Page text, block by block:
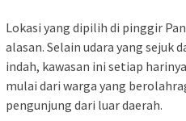
Lokasi yang dipilih di pinggir
alasan. Selain udara yang sejuk
indah, kawasan ini setiap
mulai dari warga yang
pengunjung dari luar daerah.